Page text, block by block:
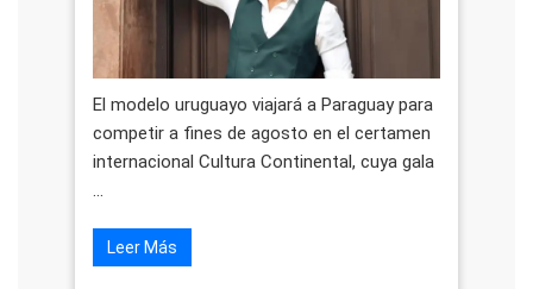
El modelo uruguayo viajará a Paraguay para
competir a fines de agosto en el certamen
internacional Cultura Continental, cuya gala
...
Leer Más